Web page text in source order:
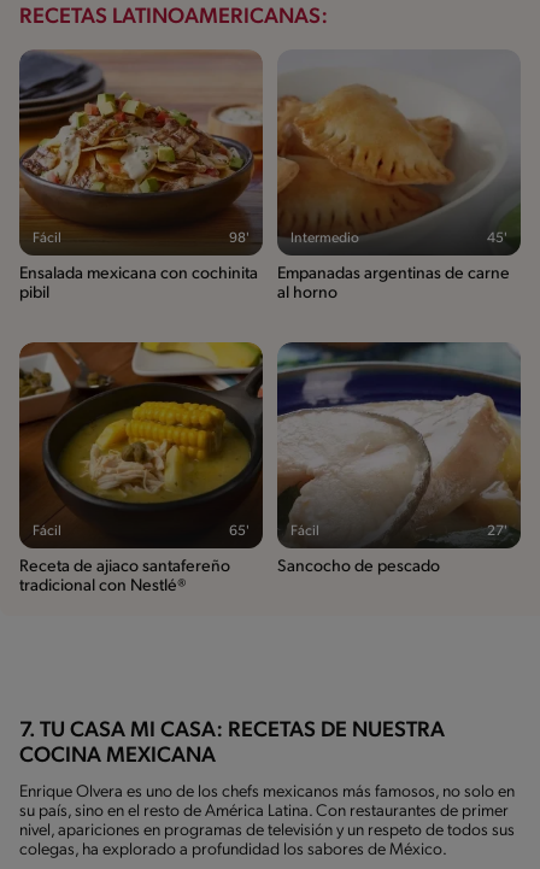
RECETAS LATINOAMERICANAS:
Fácil 98'
Ensalada mexicana con cochinita
pibil
Intermedio 45'
Empanadas argentinas de carne
al horno
Fácil 65'
Receta de ajiaco santafereño
tradicional con Nestlé®
Fácil 27'
Sancocho de pescado
7. TU CASA MI CASA: RECETAS DE NUESTRA
COCINA MEXICANA
Enrique Olvera es uno de los chefs mexicanos más famosos, no solo en
su país, sino en el resto de América Latina. Con restaurantes de primer
nivel, apariciones en programas de televisión y un respeto de todos sus
colegas, ha explorado a profundidad los sabores de México.